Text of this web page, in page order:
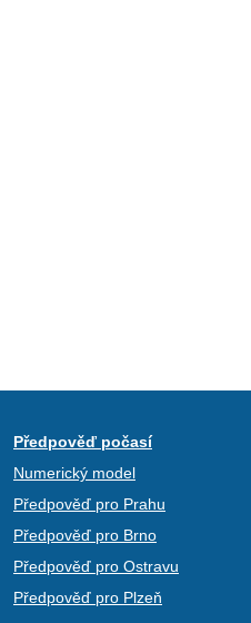
Předpověď počasí
Numerický model
Předpověď pro Prahu
Předpověď pro Brno
Předpověď pro Ostravu
Předpověď pro Plzeň